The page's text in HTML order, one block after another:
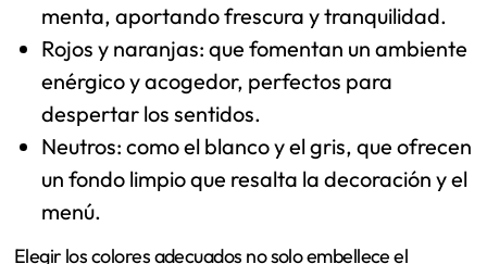
menta, aportando frescura y tranquilidad.
Rojos y naranjas: que fomentan un ambiente
enérgico y acogedor, perfectos para
despertar los sentidos.
Neutros: como el blanco y el gris, que ofrecen
un fondo limpio que resalta la decoración y el
menú.
Elegir los colores adecuados no solo embellece el